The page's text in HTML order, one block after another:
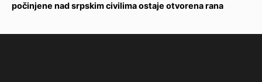
počinjene nad srpskim civilima ostaje otvorena rana